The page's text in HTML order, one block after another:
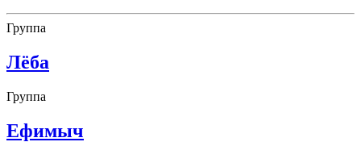
Группа
Лёба
Группа
Ефимыч